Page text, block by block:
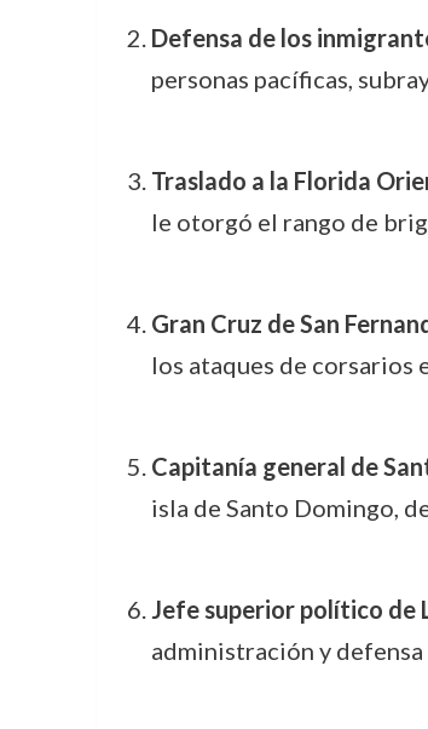
Defensa de los
personas pacíficas,
Traslado a la Florida
le otorgó el rango de
Gran Cruz de San
los ataques de corsarios
Capitanía general de
isla de Santo Domingo,
Jefe superior político de
administración y